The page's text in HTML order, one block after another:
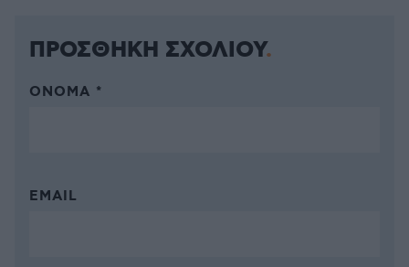
ΠΡΟΣΘΗΚΗ ΣΧΟΛΙΟΥ
ΌΝΟΜΑ *
EMAIL